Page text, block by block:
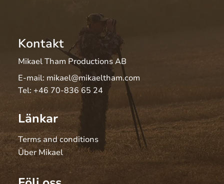
Kontakt
Mikael Tham Productions AB
E-mail: mikael@mikaeltham.com
Tel: +46 70-836 65 24
Länkar
Terms and conditions
Über Mikael